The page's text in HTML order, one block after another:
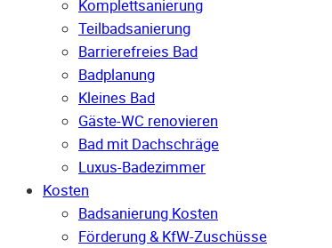
Komplettsanierung
Teilbadsanierung
Barrierefreies Bad
Badplanung
Kleines Bad
Gäste-WC renovieren
Bad mit Dachschräge
Luxus-Badezimmer
Kosten
Badsanierung Kosten
Förderung & KfW-Zuschüsse